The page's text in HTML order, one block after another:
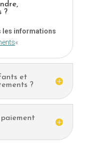
?
les informations
«
et
?
paiement